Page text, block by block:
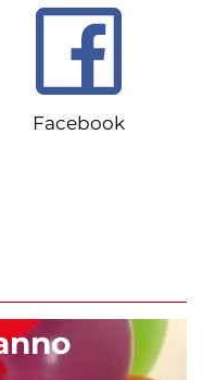
Facebook